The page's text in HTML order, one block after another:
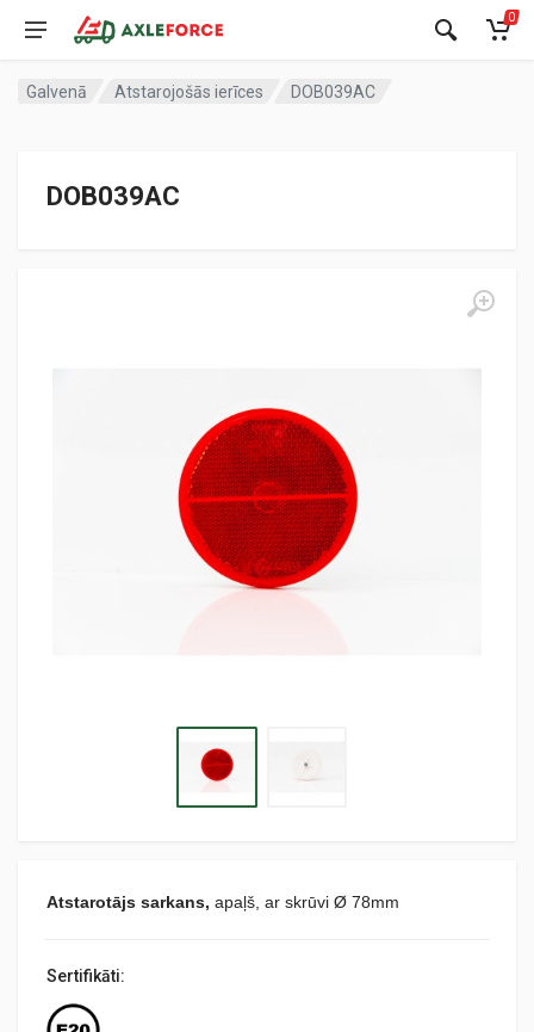
0
Galvenā Atstarojošās ierīces DOB039AC
DOB039AC
Atstarotājs sarkans, apaļš, ar skrūvi Ø 78mm
Sertifikāti: